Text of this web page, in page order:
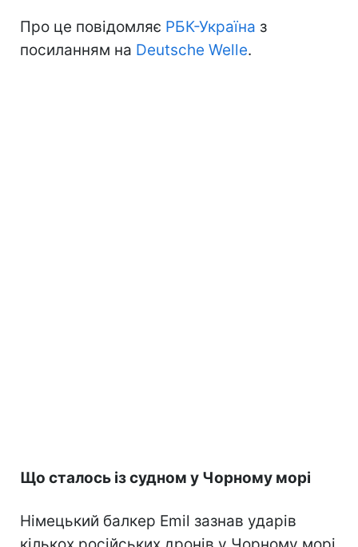
Про це повідомляє РБК-Україна з
посиланням на Deutsche Welle.
Що сталось із судном у Чорному морі
Німецький балкер Emil зазнав ударів